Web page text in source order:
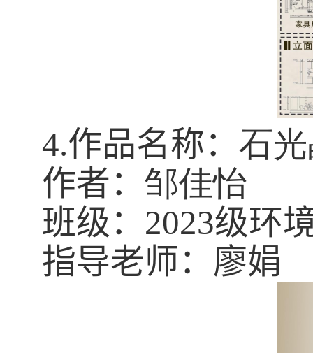
4.作品名称： 石
作者： 邹佳怡
班级： 2023级环
指导老师：廖娟